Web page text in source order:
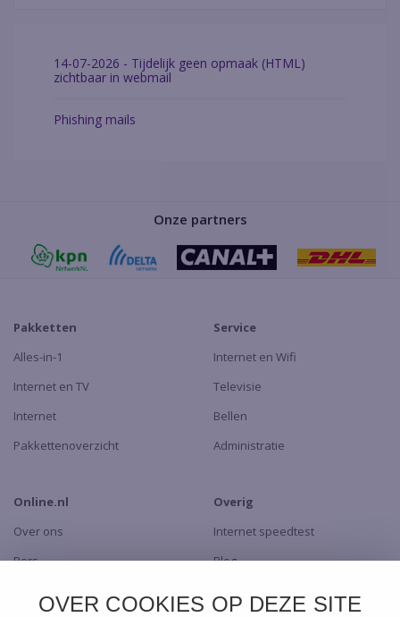
OVER COOKIES OP DEZE SITE
14-07-2026 - Tijdelijk geen opmaak (HTML)
zichtbaar in webmail
Phishing mails
Onze partners
Pakketten
Alles-in-1
Internet en TV
Internet
Pakkettenoverzicht
Service
Internet en Wifi
Televisie
Bellen
Administratie
Online.nl
Over ons
Pers
Overig
Internet speedtest
Blog